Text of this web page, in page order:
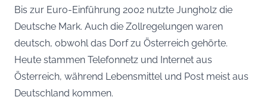
Bis zur Euro-Einführung 2002 nutzte Jungholz die
Deutsche Mark. Auch die Zollregelungen waren
deutsch, obwohl das Dorf zu Österreich gehörte.
Heute stammen Telefonnetz und Internet aus
Österreich, während Lebensmittel und Post meist aus
Deutschland kommen.